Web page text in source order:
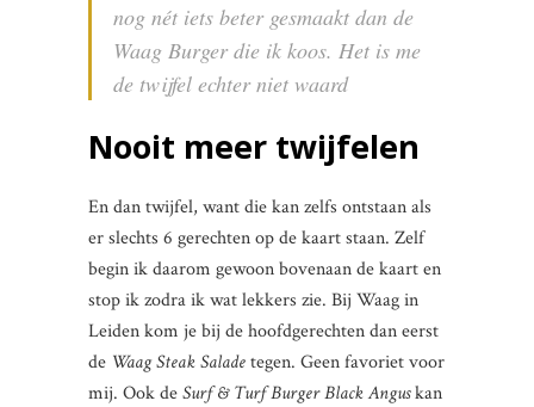
nog nét iets beter gesmaakt dan de
Waag Burger die ik koos. Het is me
de twijfel echter niet waard
Nooit meer twijfelen
En dan twijfel, want die kan zelfs ontstaan als
er slechts 6 gerechten op de kaart staan. Zelf
begin ik daarom gewoon bovenaan de kaart en
stop ik zodra ik wat lekkers zie. Bij Waag in
Leiden kom je bij de hoofdgerechten dan eerst
de Waag Steak Saladetegen. Geen favoriet voor
mij. Ook deSurf & Turf Burger Black Anguskan